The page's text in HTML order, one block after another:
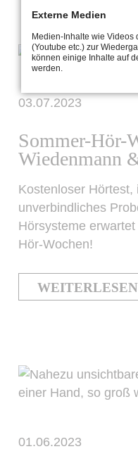
03.07.2023
Sommer-Hör-
Wiedenmann
Kostenloser Hörtest,
unverbindliches
Hörsysteme
Hör-Wochen!
01.06.2023
Externe Medien
Medien-Inhalte wie Videos
(Youtube etc.) zur
können einige Inhalte auf
werden.